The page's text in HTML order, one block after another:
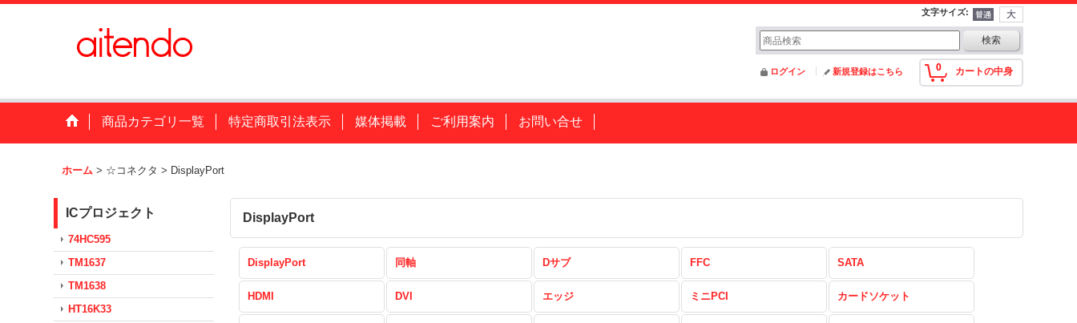
文字サイズ:
0 カートの中身
ログイン 新規登録はこちら
商品カテゴリ一覧 特定商取引法表示 媒体掲載 ご利用案内 お問い合せ
ホーム > ☆コネクタ > DisplayPort
ICプロジェクト
74HC595
TM1637
TM1638
HT16K33
DisplayPort
DisplayPort 同軸 Dサブ FFC SATA
HDMI DVI エッジ ミニPCI カードソケット